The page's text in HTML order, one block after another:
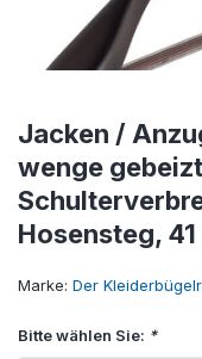
Jacken /
wenge
Hosensteg, 41
Marke: Der
Bitte wählen Sie: *